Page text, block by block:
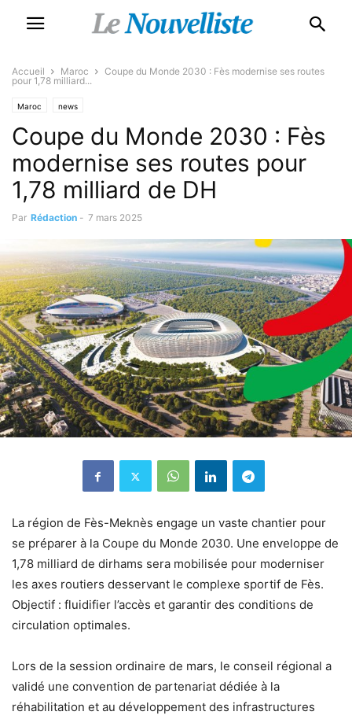
Accueil Maroc
Coupe du Monde 2030 : Fès modernise ses routes
pour 1,78 milliard...
Maroc news
Coupe du Monde 2030 : Fès
modernise ses routes pour
1,78 milliard de DH
Par Rédaction - 7 mars 2025
La région de Fès-Meknès engage un vaste chantier pour
se préparer à la Coupe du Monde 2030. Une enveloppe de
1,78 milliard de dirhams sera mobilisée pour moderniser
les axes routiers desservant le complexe sportif de Fès.
Objectif : fluidifier l’accès et garantir des conditions de
circulation optimales.
Lors de la session ordinaire de mars, le conseil régional a
validé une convention de partenariat dédiée à la
réhabilitation et au développement des infrastructures